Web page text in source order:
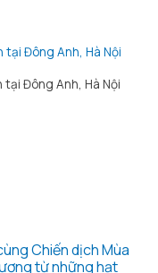
tại Đông Anh, Hà Nội
Đông Anh, Hà Nội
Chiến dịch Mùa
từ những hạt